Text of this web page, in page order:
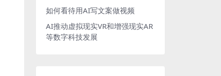
如何看待用AI写文案做视频
AI推动虚拟现实VR和增强现实AR
等数字科技发展